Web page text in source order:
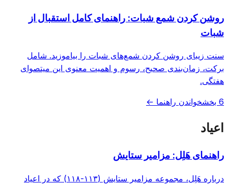
روشن کردن شمع شبات: راهنمای کامل استقبال از
شبات
سنت زیبای روشن کردن شمع‌های شبات را بیاموزید. شامل
برکت، زمان‌بندی صحیح، رسوم و اهمیت معنوی این میتصوای
هفتگی.
6 بخش خواندن راهنما ←
اعیاد
راهنمای هَلِل: مزامیر ستایش
درباره هَلِل، مجموعه مزامیر ستایش (۱۱۳-۱۱۸) که در اعیاد